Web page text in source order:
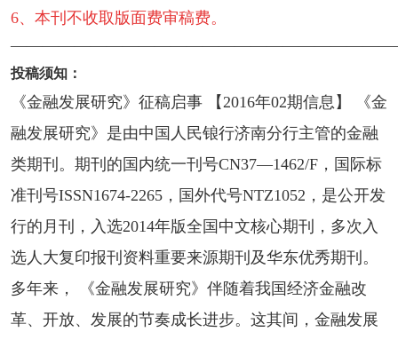
6、本刊不收取版面费审稿费。
投稿须知：
《金融发展研究》征稿启事 【2016年02期信息】 《金
融发展研究》是由中国人民锒行济南分行主管的金融
类期刊。期刊的国内统一刊号CN37—1462/F，国际标
准刊号ISSN1674-2265，国外代号NTZ1052，是公开发
行的月刊，入选2014年版全国中文核心期刊，多次入
选人大复印报刊资料重要来源期刊及华东优秀期刊。
多年来， 《金融发展研究》伴随着我国经济金融改
革、开放、发展的节奏成长进步。这其间，金融发展